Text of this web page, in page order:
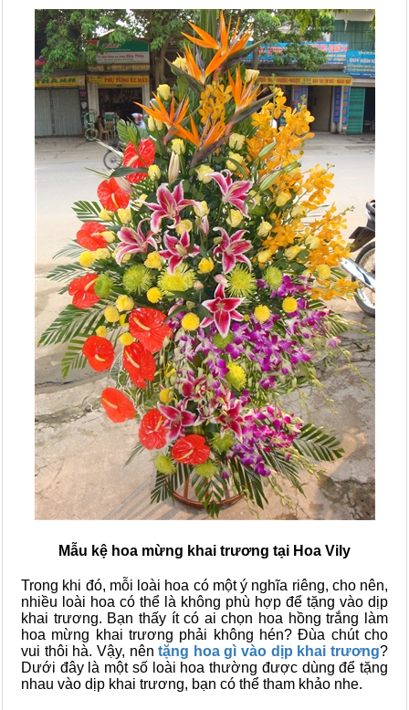
Mẫu kệ hoa mừng khai trương tại Hoa Vily
Trong khi đó, mỗi loài hoa có một ý nghĩa riêng, cho nên,
nhiều loài hoa có thể là không phù hợp để tặng vào dịp
khai trương. Bạn thấy ít có ai chọn hoa hồng trắng làm
hoa mừng khai trương phải không hén? Đùa chút cho
vui thôi hà. Vậy, nêntặng hoa gì vào dịp khai trương?
Dưới đây là một số loài hoa thường được dùng để tặng
nhau vào dịp khai trương, bạn có thể tham khảo nhe.